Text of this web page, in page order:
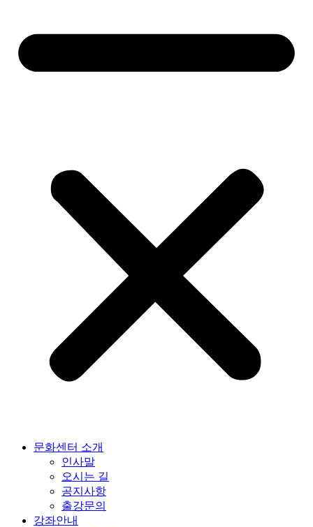
문화센터 소개
인사말
오시는 길
공지사항
출강문의
강좌안내